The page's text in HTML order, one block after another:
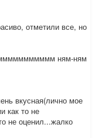
отметили все, но
ням-ням
вкусная(лично мое
как то не
не оценил...жалко